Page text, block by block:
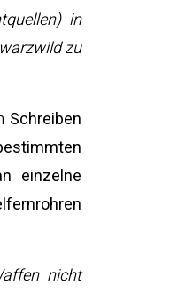
in
zu
Schreiben
einzelne
nicht